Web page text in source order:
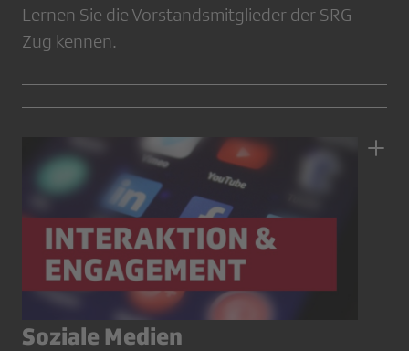
Lernen Sie die Vorstandsmitglieder der SRG
Zug kennen.
Soziale Medien